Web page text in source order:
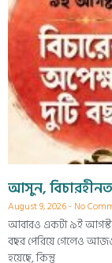
আসুন,
August 9, 2026 No
আবারও একটা ৯ই
বছর পেরিয়ে গেলেও
হয়েছে, কিন্তু